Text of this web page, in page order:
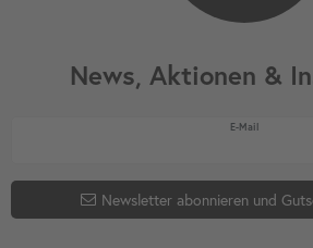
News, Aktionen &
E-MailNewsletter
Newsletter abonnieren und